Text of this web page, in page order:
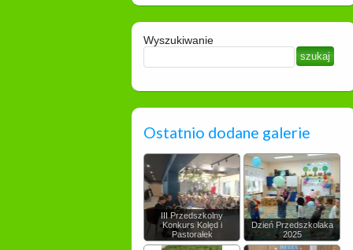
Wyszukiwanie
Ostatnio dodane galerie
III Przedszkolny
Konkurs Kolęd i
Pastorałek
Dzień Przedszkolaka
2025